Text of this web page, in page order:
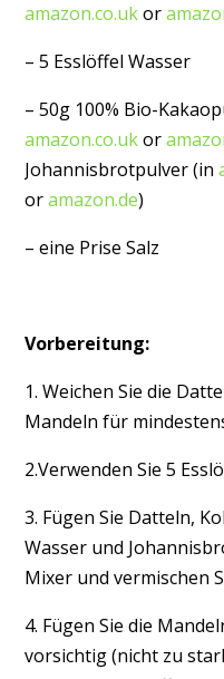
amazon.co.ukor
– 5 Esslöffel Wasser
– 50g 100% Bio-
amazon.co.ukor
Johannisbrotpulver (in
oramazon.de)
– eine Prise Salz
Vorbereitung:
1. Weichen Sie die
Mandeln für
2.Verwenden Sie 5
3. Fügen Sie Datteln,
Wasser und
Mixer und vermischen
4. Fügen Sie die
vorsichtig (nicht zu